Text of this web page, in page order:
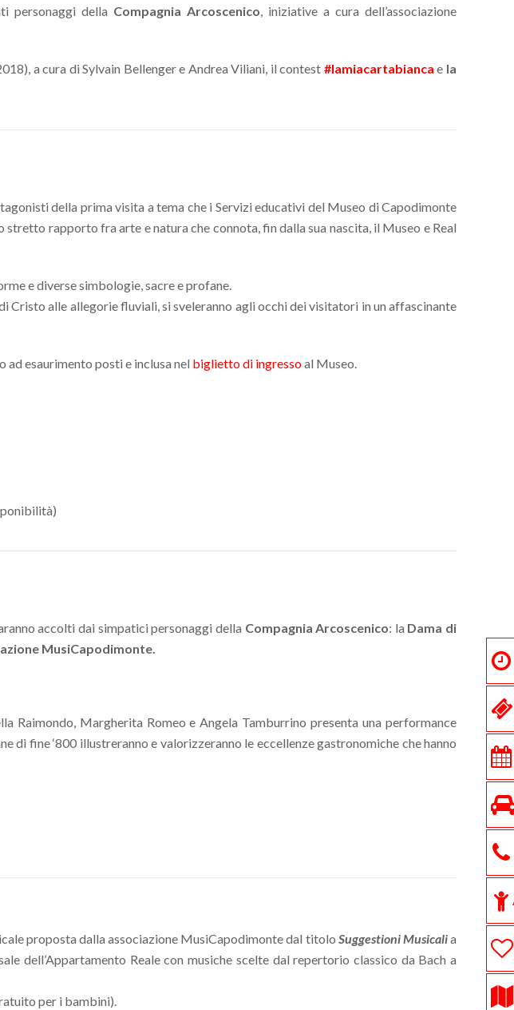
personaggi della Compagnia Arcoscenico, iniziative a cura dell’associazione
a cura di Sylvain Bellenger e Andrea Viliani, il contest #lamiacartabianca e la
della prima visita a tema che i Servizi educativi del Museo di Capodimonte
rapporto fra arte e natura che connota, fin dalla sua nascita, il Museo e Real
e diverse simbologie, sacre e profane.
alle allegorie fluviali, si sveleranno agli occhi dei visitatori in un affascinante
esaurimento posti e inclusa nel biglietto di ingressoal Museo.
accolti dai simpatici personaggi della Compagnia Arcoscenico: la Dama di
MusiCapodimonte.
Raimondo, Margherita Romeo e Angela Tamburrino presenta una performance
di fine ‘800 illustreranno e valorizzeranno le eccellenze gastronomiche che hanno
proposta dalla associazione MusiCapodimonte dal titolo Suggestioni Musicalia
dell’Appartamento Reale con musiche scelte dal repertorio classico da Bach a
per i bambini).